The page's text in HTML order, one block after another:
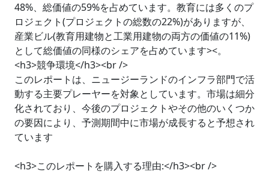
48%、総価値の59%を占めています。教育には多くのプ
ロジェクト(プロジェクトの総数の22%)がありますが、
産業ビル(教育用建物と工業用建物の両方の価値の11%)
として総価値の同様のシェアを占めています><。
<h3>競争環境</h3><br />
このレポートは、ニュージーランドのインフラ部門で活
動する主要プレーヤーを対象としています。市場は細分
化されており、今後のプロジェクトやその他のいくつか
の要因により、予測期間中に市場が成長すると予想され
ています
<h3>このレポートを購入する理由:</h3><br />